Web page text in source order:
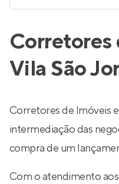
Corretores
Vila São
Corretores de Imóveis
intermediação das
compra de um
Com o atendimento